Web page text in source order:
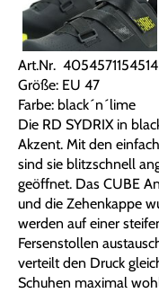
Art.Nr. 4054571154514
Größe: EU 47
Farbe: black´n´lime
Die RD SYDRIX in
Akzent. Mit den
sind sie blitzschnell
geöffnet. Das CUBE
und die Zehenkappe
werden auf einer
Fersenstollen
verteilt den Druck
Schuhen maximal